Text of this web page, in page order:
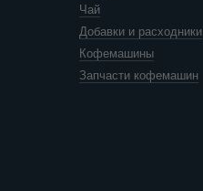
Чай
Добавки и расходники
Кофемашины
Запчасти кофемашин